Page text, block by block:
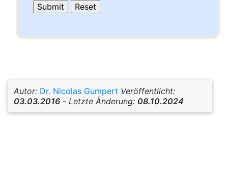
Autor: Dr. Nicolas Gumpert Veröffentlicht:
03.03.2016 - Letzte Änderung: 08.10.2024